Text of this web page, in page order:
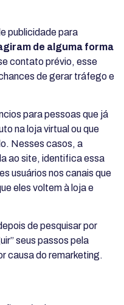
publicidade para
de alguma forma
contato prévio, esse
de gerar tráfego e
para pessoas que já
na loja virtual ou que
Nesses casos, a
ao site, identifica essa
usuários nos canais que
eles voltem à loja e
de pesquisar por
seus passos pela
causa do remarketing.